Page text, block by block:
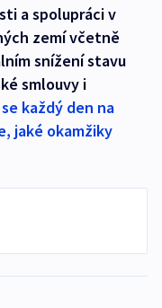
a spolupráci v
zemí včetně
snížení stavu
smlouvy i
každý den na
jaké okamžiky